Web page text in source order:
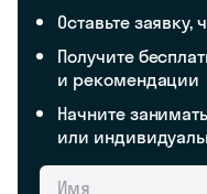
Оставьте заявку,
Получите
и рекомендации
Начните
или